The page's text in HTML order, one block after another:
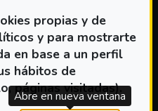
propias y de
y para mostrarte
en base a un perfil
hábitos de
páginas visitadas).
Abre en nueva ventana